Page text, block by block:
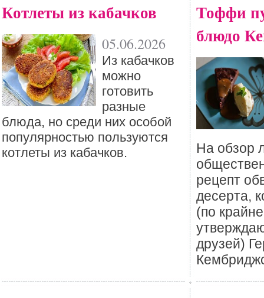
Котлеты из кабачков
05.06.2026
Из кабачков
можно
готовить
разные
блюда, но среди них особой
популярностью пользуются
котлеты из кабачков.
Тоффи
блюдо
На обзор
рецепт
десерта,
(по
друзей)